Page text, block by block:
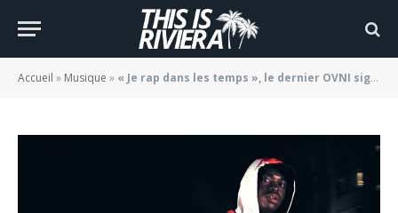
Accueil » Musique » « Je rap dans les temps », le dernier OVNI signé Lasseu
dernier OVNI signé Lasseu
BY JADE MORGANE BLOGGER 24/03/2021